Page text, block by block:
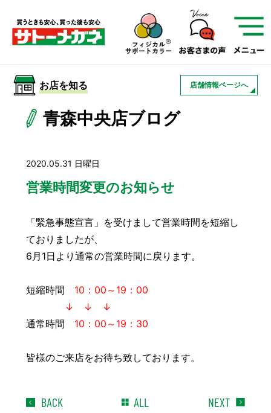
サトーメガネを知る
サトーメガネについて
01 サトーメガネの遠近
検査・フィッティング
アフターサービス
サービスを知る
お知らせ
お店を知る 店舗情報ページへ
青森中央店ブログ
2020.05.31 日曜日
営業時間変更のお知らせ
「緊急事態宣言」を受けまして営業時間を短縮し
ておりましたが、
6月1日より通常の営業時間に戻ります。
短縮時間 10：00～19：00
↓ ↓ ↓
通常時間 10：00～19：30
皆様のご来店をお待ち致しております。
BACK ALL NEXT